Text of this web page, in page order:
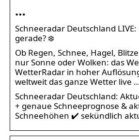
…
Schneeradar Deutschland
gerade? ❄️
Ob Regen, Schnee, Hagel,
nur Sonne oder Wolken: das
WetterRadar in hoher
weltweit das ganze Wetter live
Schneeradar Deutschland:
+ genaue Schneeprognose &
Schneehöhen ✔️ sekündlich